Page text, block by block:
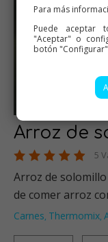
Arroz de
5
Arroz de
de comer arroz
Carnes, Thermomix,
Para más
Puede aceptar
"Aceptar" o
botón